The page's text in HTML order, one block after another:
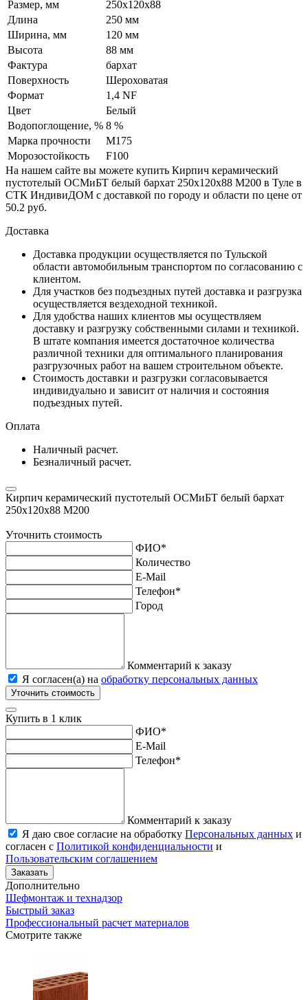
Размер, мм
250х120х88
Длина
250 мм
Ширина, мм
120 мм
Высота
88 мм
Фактура
бархат
Поверхность
Шероховатая
Формат
1,4 NF
Цвет
Белый
Водопоглощение, % 8 %
Марка прочности
М175
Морозостойкость
F100
На нашем сайте вы можете купить Кирпич керамический
пустотелый ОСМиБТ белый бархат 250х120х88 М200 в Туле в
СТК ИндивиДОМ с доставкой по городу и области по цене от
50.2 руб.
Доставка
Доставка продукции осуществляется по Тульской
области автомобильным транспортом по согласованию с
клиентом.
Для участков без подъездных путей доставка и разгрузка
осуществляется вездеходной техникой.
Для удобства наших клиентов мы осуществляем
доставку и разгрузку собственными силами и техникой.
В штате компания имеется достаточное количества
различной техники для оптимального планирования
разгрузочных работ на вашем строительном объекте.
Стоимость доставки и разгрузки согласовывается
индивидуально и зависит от наличия и состояния
подъездных путей.
Оплата
Наличный расчет.
Безналичный расчет.
Кирпич керамический пустотелый ОСМиБТ белый бархат
250х120х88 М200
Уточнить стоимость
ФИО*
Количество
E-Mail
Телефон*
Город
Комментарий к заказу
Я согласен(а) на обработку персональных данных
Уточнить стоимость
Купить в 1 клик
ФИО*
E-Mail
Телефон*
Комментарий к заказу
Я даю свое согласие на обработку Персональных данных и
согласен с Политикой конфиденциальности и
Пользовательским соглашением
Заказать
Дополнительно
Шефмонтаж и технадзор
Быстрый заказ
Профессиональный расчет материалов
Смотрите также